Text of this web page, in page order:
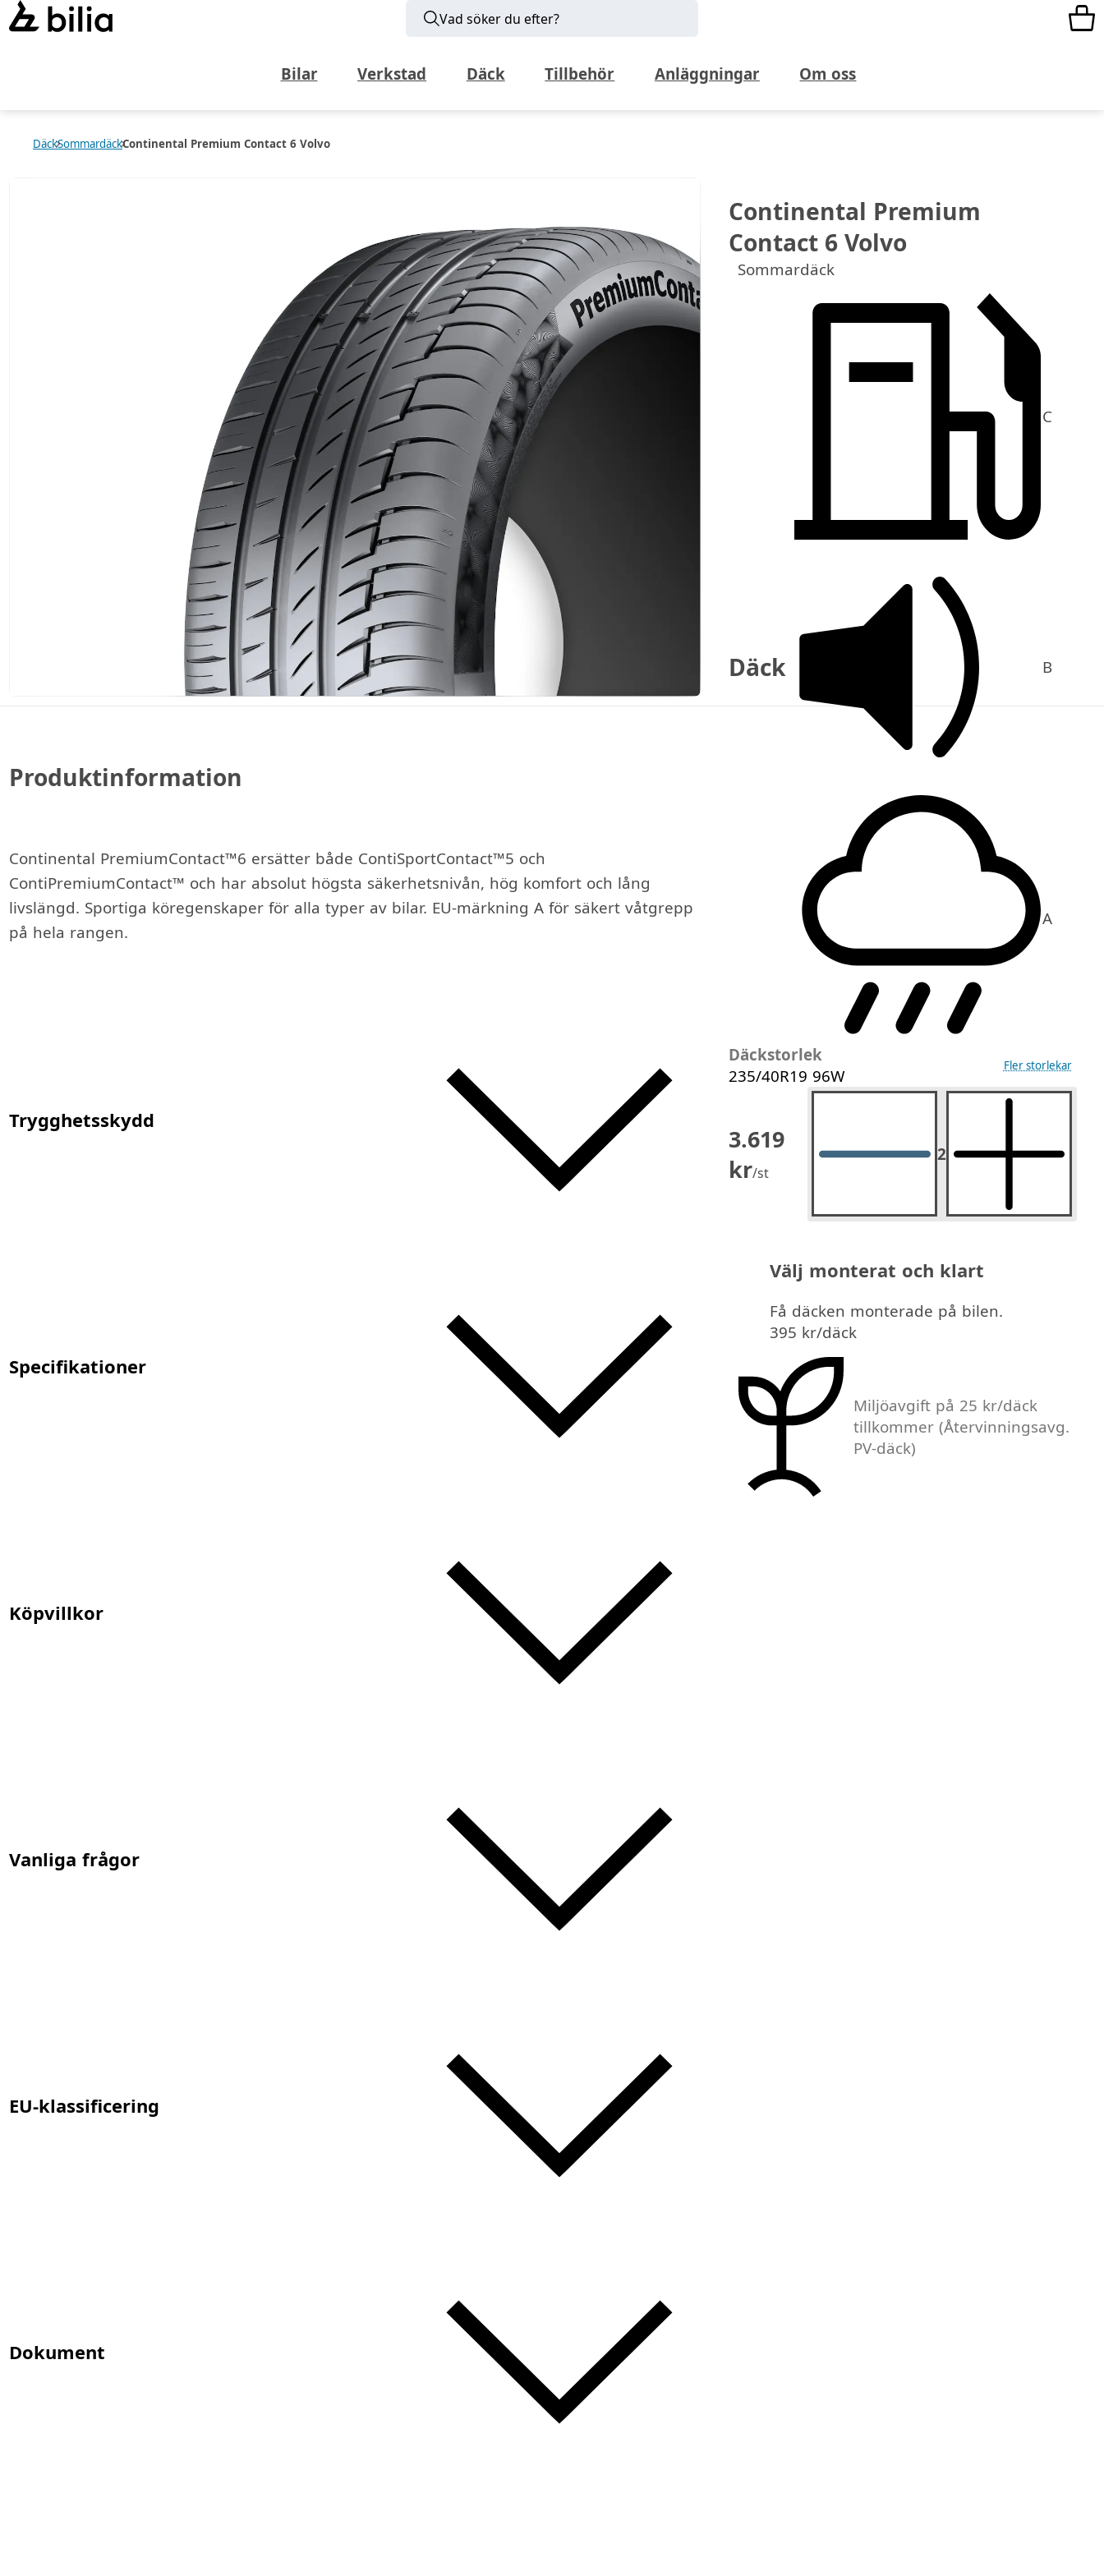
Vad söker du efter?
Bilar Verkstad Däck Tillbehör Anläggningar Om oss
DäckSommardäckContinental Premium Contact 6 Volvo
Continental Premium
Contact 6 Volvo
Sommardäck
Däck
C
B
A
Däckstorlek
235/40R19 96W
Fler storlekar
3.619
kr/st
2 2st.
Välj monterat och klart
Få däcken monterade på bilen.
395 kr/däck
Miljöavgift på 25 kr/däck
tillkommer(Återvinningsavg.
PV-däck)
Produktinformation
Continental PremiumContact™6 ersätter både ContiSportContact™5 och
ContiPremiumContact™ och har absolut högsta säkerhetsnivån, hög komfort och lång
livslängd. Sportiga köregenskaper för alla typer av bilar. EU-märkning A för säkert våtgrepp
på hela rangen.
Trygghetsskydd
Specifikationer
Köpvillkor
Vanliga frågor
EU-klassificering
Dokument